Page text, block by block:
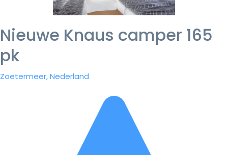
Nieuwe Knaus camper 165
pk
Zoetermeer, Nederland